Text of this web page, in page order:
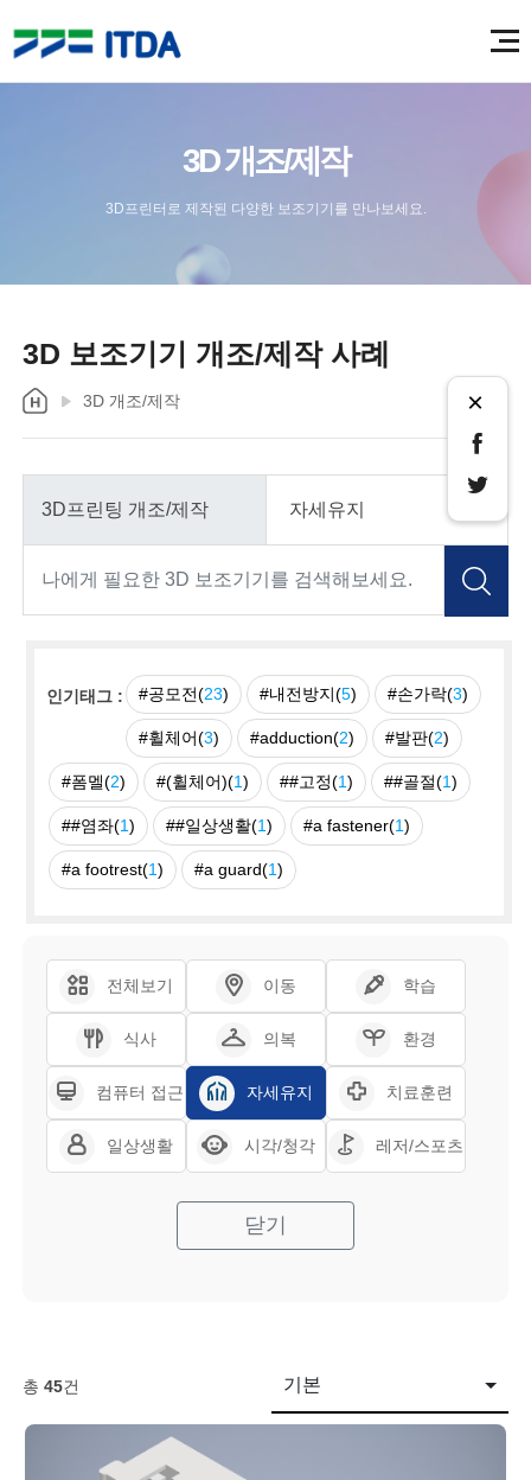
3D 개조/제작
3D프린터로 제작된 다양한 보조기기를 만나보세요.
3D 보조기기 개조/제작 사례
3D 개조/제작 ×
인기태그 : #공모전(23) #내전방지(5) #손가락(3)
#휠체어(3) #adduction(2) #발판(2)
#폼멜(2) #(휠체어)(1) ##고정(1) ##골절(1)
##염좌(1) ##일상생활(1) #a fastener(1)
#a footrest(1) #a guard(1)
전체보기 이동 학습
식사 의복 환경
컴퓨터 접근 자세유지 치료훈련
일상생활 시각/청각 레저/스포츠
닫기
총45건 기본